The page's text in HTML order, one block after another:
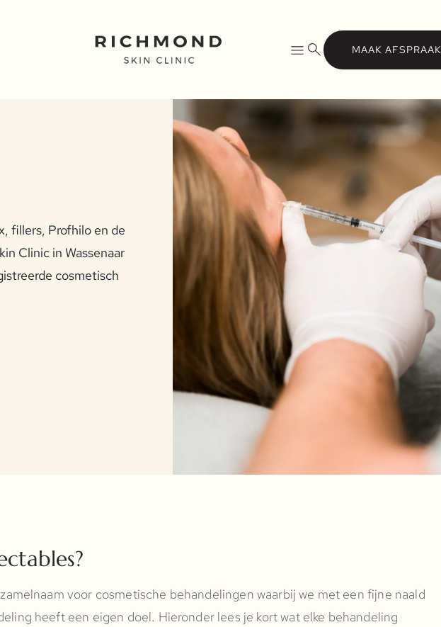
MAAK AFSPRAAK
fillers, Profhilo en de
Clinic in Wassenaar
cosmetisch
voor cosmetische behandelingen waarbij we met een fijne naald
heeft een eigen doel. Hieronder lees je kort wat elke behandeling